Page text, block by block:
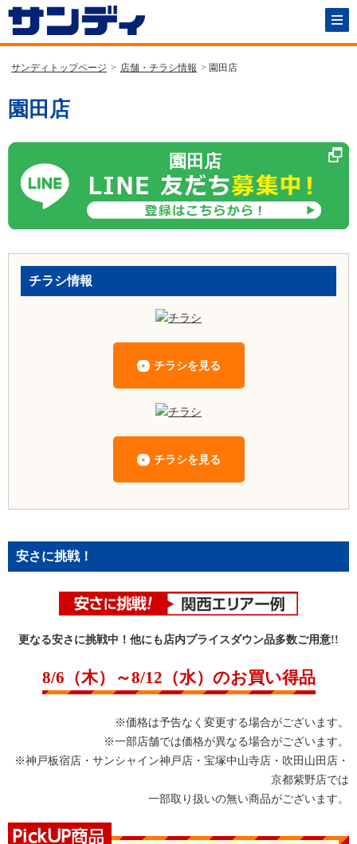
サンディトップページ > 店舗・チラシ情報 > 園田店
園田店
園田店
チラシ情報
チラシを見る
チラシを見る
安さに挑戦！
更なる安さに挑戦中！他にも店内プライスダウン品多数ご用意!!
8/6（木）～8/12（水）のお買い得品
※価格は予告なく変更する場合がございます。
※一部店舗では価格が異なる場合がございます。
※神戸板宿店・サンシャイン神戸店・宝塚中山寺店・吹田山田店・
京都紫野店では
一部取り扱いの無い商品がございます。